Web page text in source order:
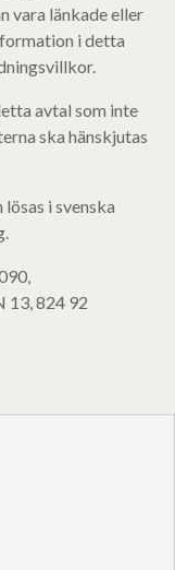
vara länkade eller
i detta
avtal som inte
ska hänskjutas
i svenska
13, 824 92